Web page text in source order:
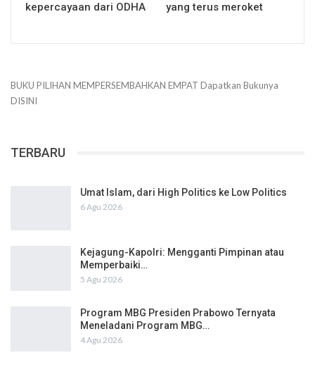
kepercayaan dari ODHA
yang terus meroket
BUKU PILIHAN MEMPERSEMBAHKAN EMPAT Dapatkan Bukunya
DISINI
TERBARU
Umat Islam, dari High Politics ke Low Politics
6 Agu 2026
Kejagung-Kapolri: Mengganti Pimpinan atau
Memperbaiki…
5 Agu 2026
Program MBG Presiden Prabowo Ternyata
Meneladani Program MBG…
4 Agu 2026